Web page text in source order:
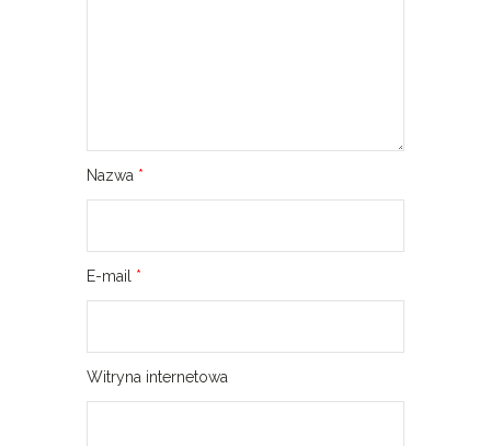
Nazwa *
E-mail *
Witryna internetowa